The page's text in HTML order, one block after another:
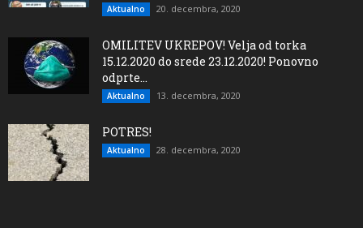
Aktualno 20. decembra, 2020
OMILITEV UKREPOV! Velja od torka
15.12.2020 do srede 23.12.2020! Ponovno
odprte...
Aktualno 13. decembra, 2020
POTRES!
Aktualno 28. decembra, 2020